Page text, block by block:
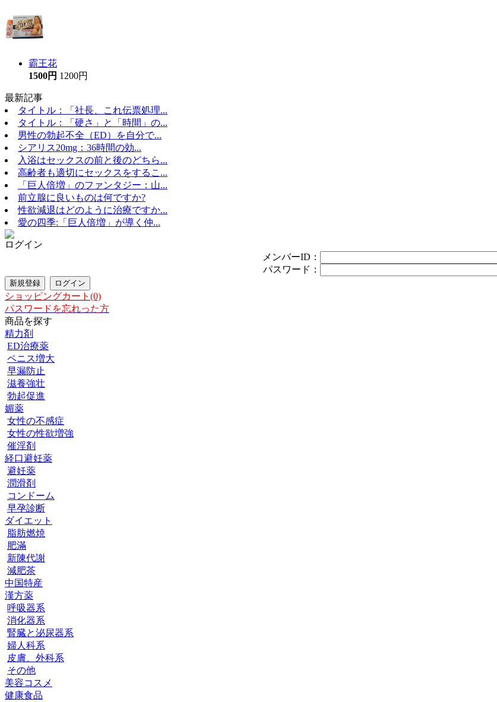
霸王花
1500円 1200円
最新記事
タイトル：「社長、これ伝票処理...
タイトル：「硬さ」と「時間」の...
男性の勃起不全（ED）を自分で...
シアリス20mg：36時間の効...
入浴はセックスの前と後のどちら...
高齢者も適切にセックスをするこ...
「巨人倍増」のファンタジー：山...
前立腺に良いものは何ですか?
性欲減退はどのように治療ですか...
愛の四季:「巨人倍増」が導く仲...
ログイン
メンバーID：
パスワード：
ショッピングカート(0)
パスワードを忘れった方
商品を探す
精力剤
ED治療薬
ペニス増大
早漏防止
滋養強壮
勃起促進
媚薬
女性の不感症
女性の性欲増強
催淫剤
経口避妊薬
避妊薬
潤滑剤
コンドーム
早孕診断
ダイエット
脂肪燃焼
肥滿
新陳代謝
減肥茶
中国特産
漢方薬
呼吸器系
消化器系
腎臓と泌尿器系
婦人科系
皮膚、外科系
その他
美容コスメ
健康食品